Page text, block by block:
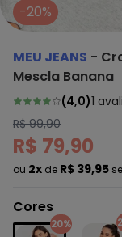
-20%
MEU JEANS -
Mescla Banana
(4,0)1
R$ 99,90
R$ 79,90
ou 2x de R$ 39,95
Cores
20%